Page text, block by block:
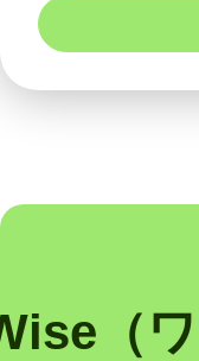
（